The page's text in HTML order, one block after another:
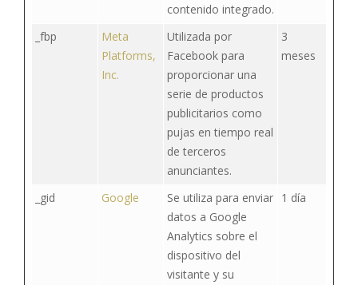
contenido integrado.
_fbp
Meta
Platforms,
Inc.
Utilizada por
Facebook para
proporcionar una
serie de productos
publicitarios como
pujas en tiempo real
de terceros
anunciantes.
3
meses
_gid Google
Se utiliza para enviar
datos a Google
Analytics sobre el
dispositivo del
visitante y su
1 día